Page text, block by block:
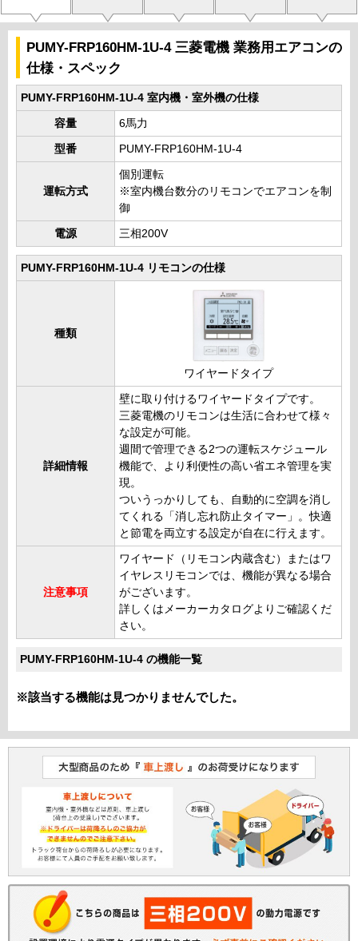
PUMY-FRP160HM-1U-4 三菱電機 業務用エアコンの
仕様・スペック
PUMY-FRP160HM-1U-4 室内機・室外機の仕様
容量 6馬力
型番 PUMY-FRP160HM-1U-4
運転方式
個別運転
※室内機台数分のリモコンでエアコンを制
御
電源 三相200V
PUMY-FRP160HM-1U-4 リモコンの仕様
種類
ワイヤードタイプ
詳細情報
壁に取り付けるワイヤードタイプです。
三菱電機のリモコンは生活に合わせて様々
な設定が可能。
週間で管理できる2つの運転スケジュール
機能で、より利便性の高い省エネ管理を実
現。
ついうっかりしても、自動的に空調を消し
てくれる「消し忘れ防止タイマー」。快適
と節電を両立する設定が自在に行えます。
注意事項
ワイヤード（リモコン内蔵含む）またはワ
イヤレスリモコンでは、機能が異なる場合
がございます。
詳しくはメーカーカタログよりご確認くだ
さい。
PUMY-FRP160HM-1U-4 の機能一覧
※該当する機能は見つかりませんでした。